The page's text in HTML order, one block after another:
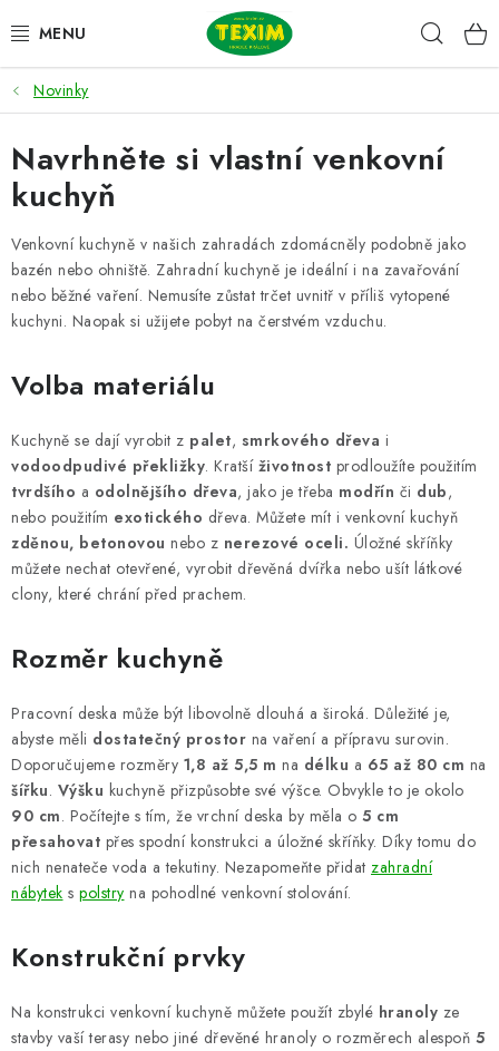
na
ZAHRADNÍ SESTAVY
ŽIDLE
STOLY
LAVICE
LEHÁTKA
POLSTRY
DOPLŇKY
PERGOLY
GRILY
NOVINKY
Kontakty Moje objednávka
Doprava nábytku k Vám
Obchodní podmínky
Podmínky ochrany osobních údajů
Reklamace
Formulář odstoupení od smlouvy
Nákup na splátky ESSOX
Novinky
Navrhněte si vlastní venkovní
kuchyň
Venkovní kuchyně v našich zahradách zdomácněly podobně jako
bazén nebo ohniště. Zahradní kuchyně je ideální i na zavařování
nebo běžné vaření. Nemusíte zůstat trčet uvnitř v příliš vytopené
kuchyni. Naopak si užijete pobyt na čerstvém vzduchu.
Volba materiálu
Kuchyně se dají vyrobit z palet, smrkového dřeva i
vodoodpudivé překližky. Kratší životnost prodloužíte použitím
tvrdšího a odolnějšího dřeva, jako je třeba modřín či dub,
nebo použitím exotického dřeva. Můžete mít i venkovní kuchyň
zděnou, betonovou nebo z nerezové oceli. Úložné skříňky
můžete nechat otevřené, vyrobit dřevěná dvířka nebo ušít látkové
clony, které chrání před prachem.
Rozměr kuchyně
Pracovní deska může být libovolně dlouhá a široká. Důležité je,
abyste měli dostatečný prostor na vaření a přípravu surovin.
Doporučujeme rozměry 1,8 až 5,5 m na délku a 65 až 80 cm na
šířku. Výšku kuchyně přizpůsobte své výšce. Obvykle to je okolo
90 cm. Počítejte s tím, že vrchní deska by měla o 5 cm
přesahovat přes spodní konstrukci a úložné skříňky. Díky tomu do
nich nenateče voda a tekutiny. Nezapomeňte přidat zahradní
nábytek s polstry na pohodlné venkovní stolování.
Konstrukční prvky
Na konstrukci venkovní kuchyně můžete použít zbylé hranoly ze
stavby vaší terasy nebo jiné dřevěné hranoly o rozměrech alespoň 5